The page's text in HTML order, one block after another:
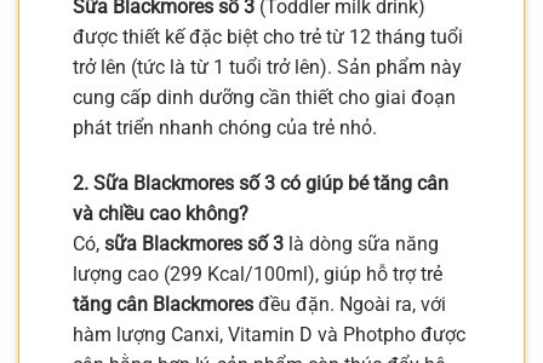
Sữa Blackmores số 3 (Toddler milk drink)
được thiết kế đặc biệt cho trẻ từ 12 tháng tuổi
trở lên (tức là từ 1 tuổi trở lên). Sản phẩm này
cung cấp dinh dưỡng cần thiết cho giai đoạn
phát triển nhanh chóng của trẻ nhỏ.
2. Sữa Blackmores số 3 có giúp bé tăng cân
và chiều cao không?
Có, sữa Blackmores số 3 là dòng sữa năng
lượng cao (299 Kcal/100ml), giúp hỗ trợ trẻ
tăng cân Blackmores đều đặn. Ngoài ra, với
hàm lượng Canxi, Vitamin D và Photpho được